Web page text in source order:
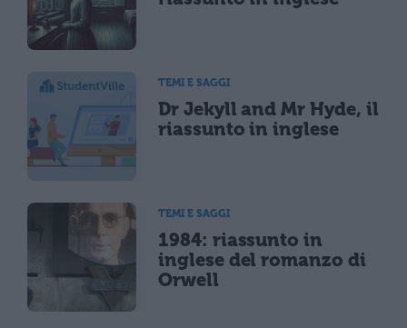
TEMI E SAGGI
Dr Jekyll and Mr Hyde, il
riassunto in inglese
TEMI E SAGGI
1984: riassunto in
inglese del romanzo di
Orwell